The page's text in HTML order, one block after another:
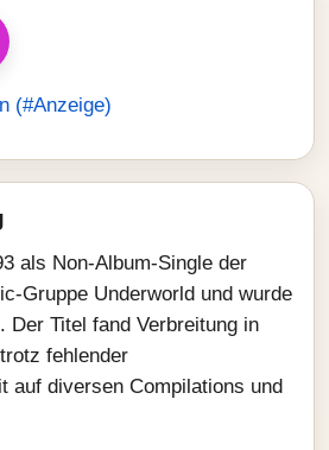
(#Anzeige)
als Non‑Album‑Single der
Underworld und wurde
Der Titel fand Verbreitung in
fehlender
auf diversen Compilations und